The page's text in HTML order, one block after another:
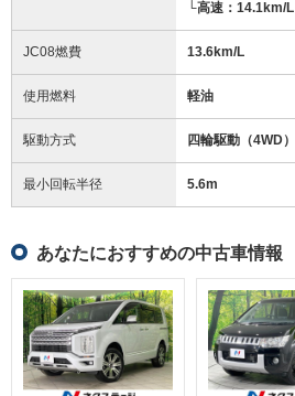
└高速：14.1km/L
JC08燃費 13.6km/L
使用燃料 軽油
駆動方式 四輪駆動（4WD）
最小回転半径 5.6m
あなたにおすすめの中古車情報